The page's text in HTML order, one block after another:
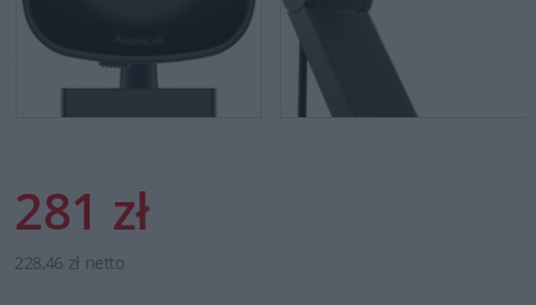
281 zł
228,46 zł netto